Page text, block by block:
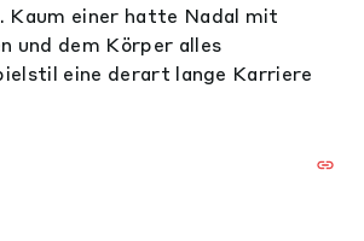
Kaum einer hatte Nadal mit
und dem Körper alles
eine derart lange Karriere